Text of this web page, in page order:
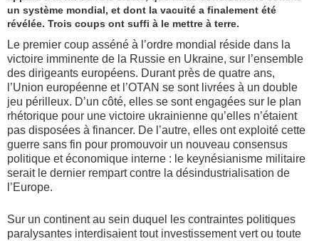
un système mondial, et dont la vacuité a finalement été
révélée. Trois coups ont suffi à le mettre à terre.
Le premier coup asséné à l’ordre mondial réside dans la
victoire imminente de la Russie en Ukraine, sur l’ensemble
des dirigeants européens. Durant près de quatre ans,
l’Union européenne et l’OTAN se sont livrées à un double
jeu périlleux. D’un côté, elles se sont engagées sur le plan
rhétorique pour une victoire ukrainienne qu’elles n’étaient
pas disposées à financer. De l’autre, elles ont exploité cette
guerre sans fin pour promouvoir un nouveau consensus
politique et économique interne : le keynésianisme militaire
serait le dernier rempart contre la désindustrialisation de
l’Europe.
Sur un continent au sein duquel les contraintes politiques
paralysantes interdisaient tout investissement vert ou toute